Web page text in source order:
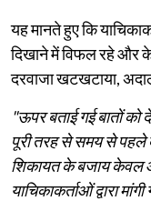
यह मानते हुए कि
दिखाने में विफल रहे
दरवाजा खटखटाया,
"ऊपर बताई गई बातों को
पूरी तरह से समय से पहले
शिकायत के बजाय केवल
याचिकाकर्ताओं द्वारा